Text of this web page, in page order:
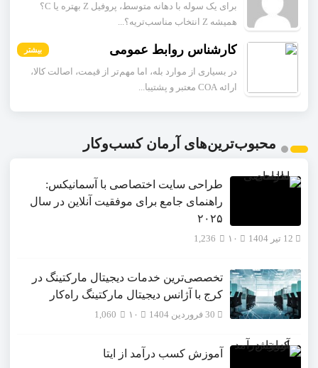
برای یک سوله با دهانه متوسط، پروفیل Z بهتره یا C؟
همیشه Z انتخاب مناسب‌تریه؟...
کارشناس روابط عمومی بیشتر
در بسیاری از موارد بله، اما مهم‌تر از قیمت، اصالت کالا،
ارائه COA معتبر و پشتیبا...
محبوب‌ترین‌های آرمان کسب‌وکار
طراحی سایت اختصاصی با آسمانیکس:
راهنمای جامع برای موفقیت آنلاین در سال
۲۰۲۵
12 تیر 1404 1,236
تخصصی‌ترین خدمات دیجیتال مارکتینگ در
کرج با آژانس دیجیتال مارکتینگ راه‌کار
30 فروردین 1404 1,060
آموزش کسب درآمد از ایتا